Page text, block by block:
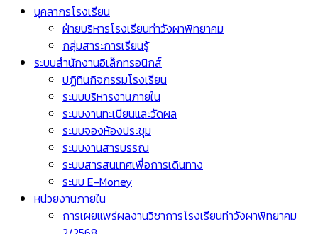
บุคลากรโรงเรียน
ฝ่ายบริหารโรงเรียนท่าวังผาพิทยาคม
กลุ่มสาระการเรียนรู้
ระบบสำนักงานอิเล็กทรอนิกส์
ปฏิทินกิจกรรมโรงเรียน
ระบบบริหารงานภายใน
ระบบงานทะเบียนและวัดผล
ระบบจองห้องประชุม
ระบบงานสารบรรณ
ระบบสารสนเทศเพื่อการเดินทาง
ระบบ E-Money
หน่วยงานภายใน
การเผยแพร่ผลงานวิชาการโรงเรียนท่าวังผาพิทยาคม